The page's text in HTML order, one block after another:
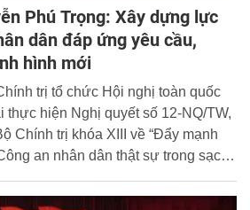
Phú Trọng: Xây dựng lực
dân đáp ứng yêu cầu,
hình mới
trị tổ chức Hội nghị toàn quốc
thực hiện Nghị quyết số 12-NQ/TW,
Chính trị khóa XIII về “Đẩy mạnh
an nhân dân thật sự trong sạch,
hình mới”.